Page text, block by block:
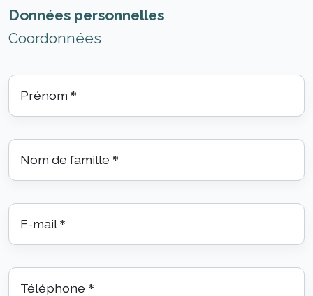
Données personnelles
Coordonnées
Prénom *
Nom de famille *
E-mail *
Téléphone *